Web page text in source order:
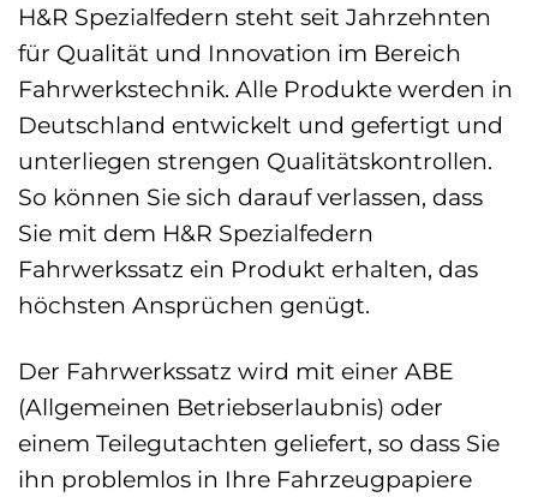
H&R Spezialfedern steht seit Jahrzehnten
für Qualität und Innovation im Bereich
Fahrwerkstechnik. Alle Produkte werden in
Deutschland entwickelt und gefertigt und
unterliegen strengen Qualitätskontrollen.
So können Sie sich darauf verlassen, dass
Sie mit dem H&R Spezialfedern
Fahrwerkssatz ein Produkt erhalten, das
höchsten Ansprüchen genügt.
Der Fahrwerkssatz wird mit einer ABE
(Allgemeinen Betriebserlaubnis) oder
einem Teilegutachten geliefert, so dass Sie
ihn problemlos in Ihre Fahrzeugpapiere